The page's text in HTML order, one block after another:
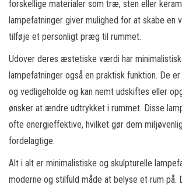
forskellige materialer som træ, sten eller
lampefatninger giver mulighed for at skabe en
tilføje et personligt præg til rummet.
Udover deres æstetiske værdi har
lampefatninger også en praktisk funktion. De
og vedligeholde og kan nemt udskiftes eller
ønsker at ændre udtrykket i rummet. Disse
ofte energieffektive, hvilket gør dem
fordelagtige.
Alt i alt er minimalistiske og skulpturelle
moderne og stilfuld måde at belyse et rum på.